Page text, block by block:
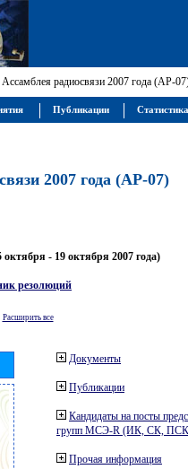
радиосвязи 2007 года (АР-
2007 года (АР-07)
- 19 октября 2007 года)
резолюций
Расширить все
Документы
Публикации
Кандидаты на посты
групп МСЭ-R (ИК, СК,
Прочая информация
Публикации Статистика